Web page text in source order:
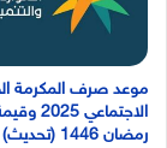
موعد صرف المكرمة
الاجتماعي
رمضان 1446 (تحديث)